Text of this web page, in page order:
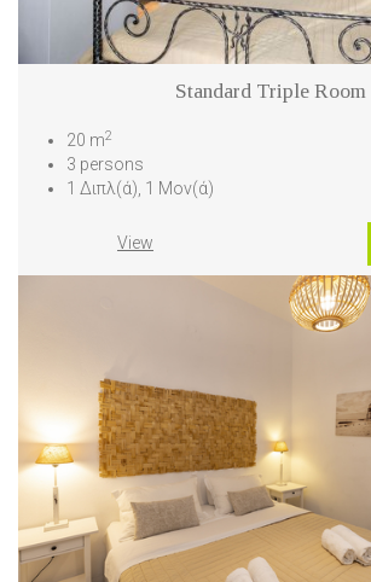
Standard Triple Room
20 m2
3 persons
1 Διπλ(ά), 1 Μον(ά)
View